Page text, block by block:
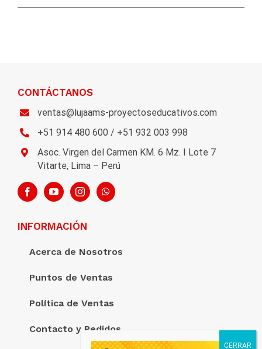
CONTÁCTANOS
ventas@lujaams-proyectoseducativos.com
+51 914 480 600 / +51 932 003 998
Asoc. Virgen del Carmen KM. 6 Mz. I Lote 7
Vitarte, Lima – Perú
INFORMACIÓN
Acerca de Nosotros
Puntos de Ventas
Política de Ventas
Contacto y Pedidos